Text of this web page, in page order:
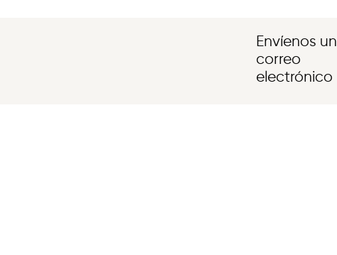
Envíenos un
correo
electrónico